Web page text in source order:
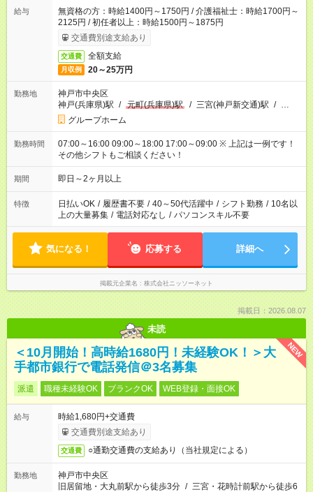
給与
無資格の方：時給1400円～1750円 / 介護福祉士：時給1700円～
2125円 / 初任者以上：時給1500円～1875円
交通費別途支給あり
交通費 全額支給
月収例 20～25万円
勤務地
神戸市中央区
神戸(兵庫県)駅 / 元町(兵庫県)駅 / 三宮(神戸新交通)駅 / …
グループホーム
勤務時間
07:00～16:00 09:00～18:00 17:00～09:00 ※ 上記は一例です！
その他シフトもご相談ください！
期間 即日～2ヶ月以上
特徴 日払いOK / 履歴書不要 / 40～50代活躍中 / シフト勤務 / 10名以
上の大量募集 / 電話対応なし / パソコンスキル不要
気になる！ 応募する 詳細へ
掲載元企業名 株式会社ニッソーネット
掲載日：2026.08.07
未読
NEW
＜10月開始！高時給1680円！未経験OK！＞大
手都市銀行で電話発信＠3名募集
派遣 職種未経験OK ブランクOK WEB登録・面接OK
給与
時給1,680円+交通費
交通費別途支給あり
交通費 ○通勤交通費の支給あり（当社規定による）
勤務地
神戸市中央区
旧居留地・大丸前駅から徒歩3分 / 三宮・花時計前駅から徒歩6